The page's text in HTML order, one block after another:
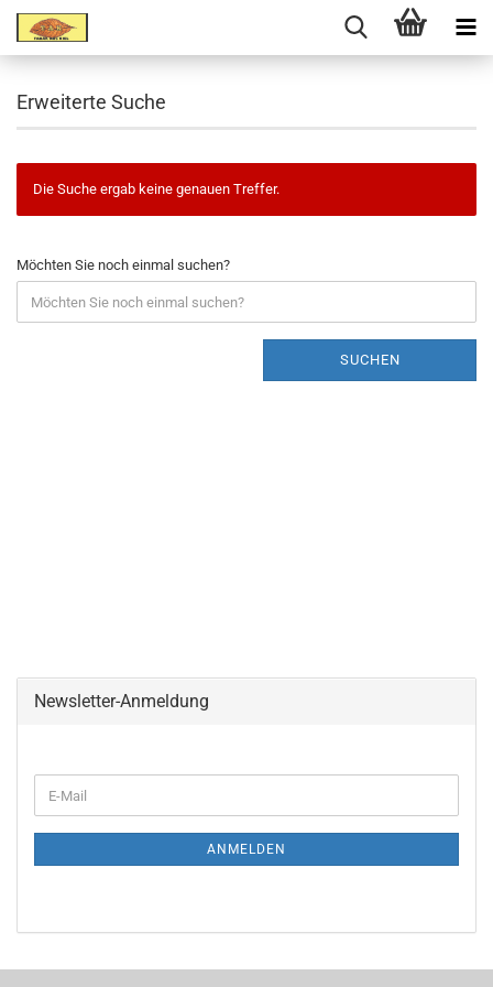
Erweiterte Suche
Die Suche ergab keine genauen Treffer.
Möchten Sie noch einmal suchen?
SUCHEN
Newsletter-Anmeldung
ANMELDEN